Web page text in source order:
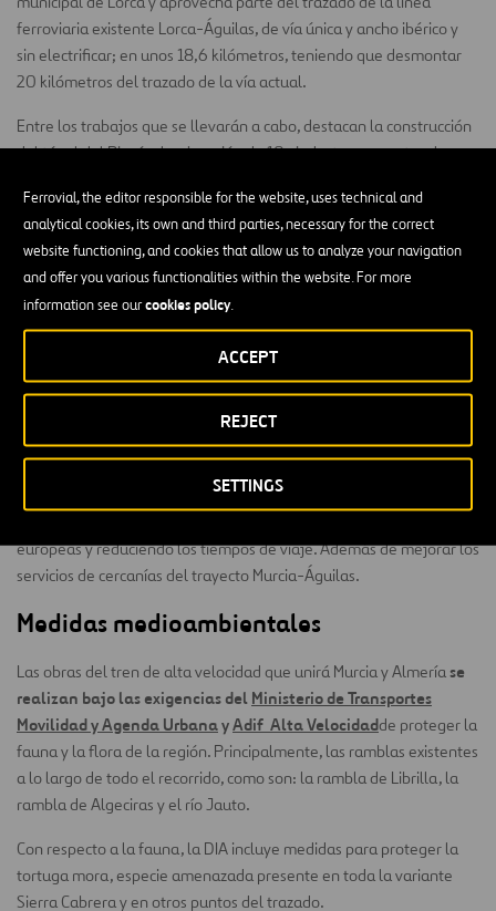
Ferrovial, the editor responsible for the website, uses technical and
analytical cookies, its own and third parties, necessary for the correct
website functioning, and cookies that allow us to analyze your navigation
and offer you various functionalities within the website. For more
information see ourcookies policy.
SETTINGS
REJECT
ACCEPT
ferroviaria existente Lorca-Águilas, de vía única y ancho ibérico y
sin electrificar; en unos 18,6 kilómetros, teniendo que desmontar
20 kilómetros del trazado de la vía actual.
Entre los trabajos que se llevarán a cabo, destacan la construcción
del túnel del Rincón, la ejecución de 10 viaductos o puentes de
realización de otras 28 estructuras, entre otras. Está previsto que
las obras tengan un plazo de ejecución de 34 meses.
Sobre el Corredor Mediterráneo de Alta
Velocidad
integrada en el Corredor Mediterráneo
de Alta Velocidad, conectará la ciudad de Almería con dicho
Corredor, así como con la Línea de Alta Velocidad Madrid-Castilla
La Mancha-Comunidad Valenciana-Región de Murcia. De esta
Murcia, Levante, Cataluña, Castilla la Mancha y el centro
europeas y reduciendo los tiempos de viaje. Además de mejorar los
servicios de cercanías del trayecto Murcia-Águilas.
Medidas medioambientales
Las obras del tren de alta velocidad que unirá Murcia y Almería se
realizan bajo las exigencias delMinisterio de Transportes
Movilidady Agenda UrbanayAdif Alta Velocidadde proteger la
fauna y la flora de la región. Principalmente, las ramblas existentes
a lo largo de todo el recorrido, como son: la rambla de Librilla, la
rambla de Algeciras y el río Jauto.
Con respecto a la fauna, la DIA incluye medidas para proteger la
tortuga mora, especie amenazada presente en toda la variante
Sierra Cabrera y en otros puntos del trazado.